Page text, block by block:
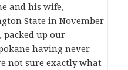
and his wife,
State in November
packed up our
having never
not sure exactly what